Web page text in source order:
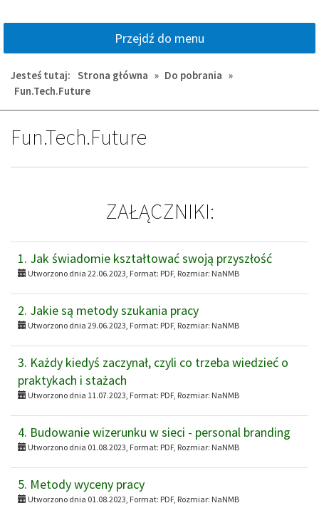
Przejdź do menu
Jesteś tutaj: Strona główna » Do pobrania »
Fun.Tech.Future
Fun.Tech.Future
ZAŁĄCZNIKI:
1. Jak świadomie kształtować swoją przyszłość
Utworzono dnia 22.06.2023, Format: PDF, Rozmiar: NaNMB
2. Jakie są metody szukania pracy
Utworzono dnia 29.06.2023, Format: PDF, Rozmiar: NaNMB
3. Każdy kiedyś zaczynał, czyli co trzeba wiedzieć o
praktykach i stażach
Utworzono dnia 11.07.2023, Format: PDF, Rozmiar: NaNMB
4. Budowanie wizerunku w sieci - personal branding
Utworzono dnia 01.08.2023, Format: PDF, Rozmiar: NaNMB
5. Metody wyceny pracy
Utworzono dnia 01.08.2023, Format: PDF, Rozmiar: NaNMB